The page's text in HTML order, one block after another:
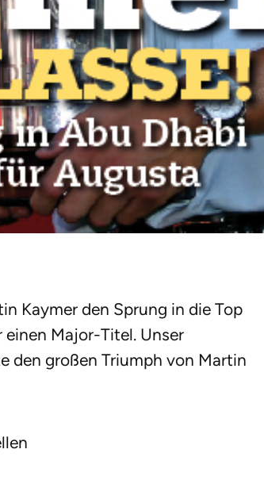
Kaymer den Sprung in die Top
einen Major-Titel. Unser
den großen Triumph von Martin